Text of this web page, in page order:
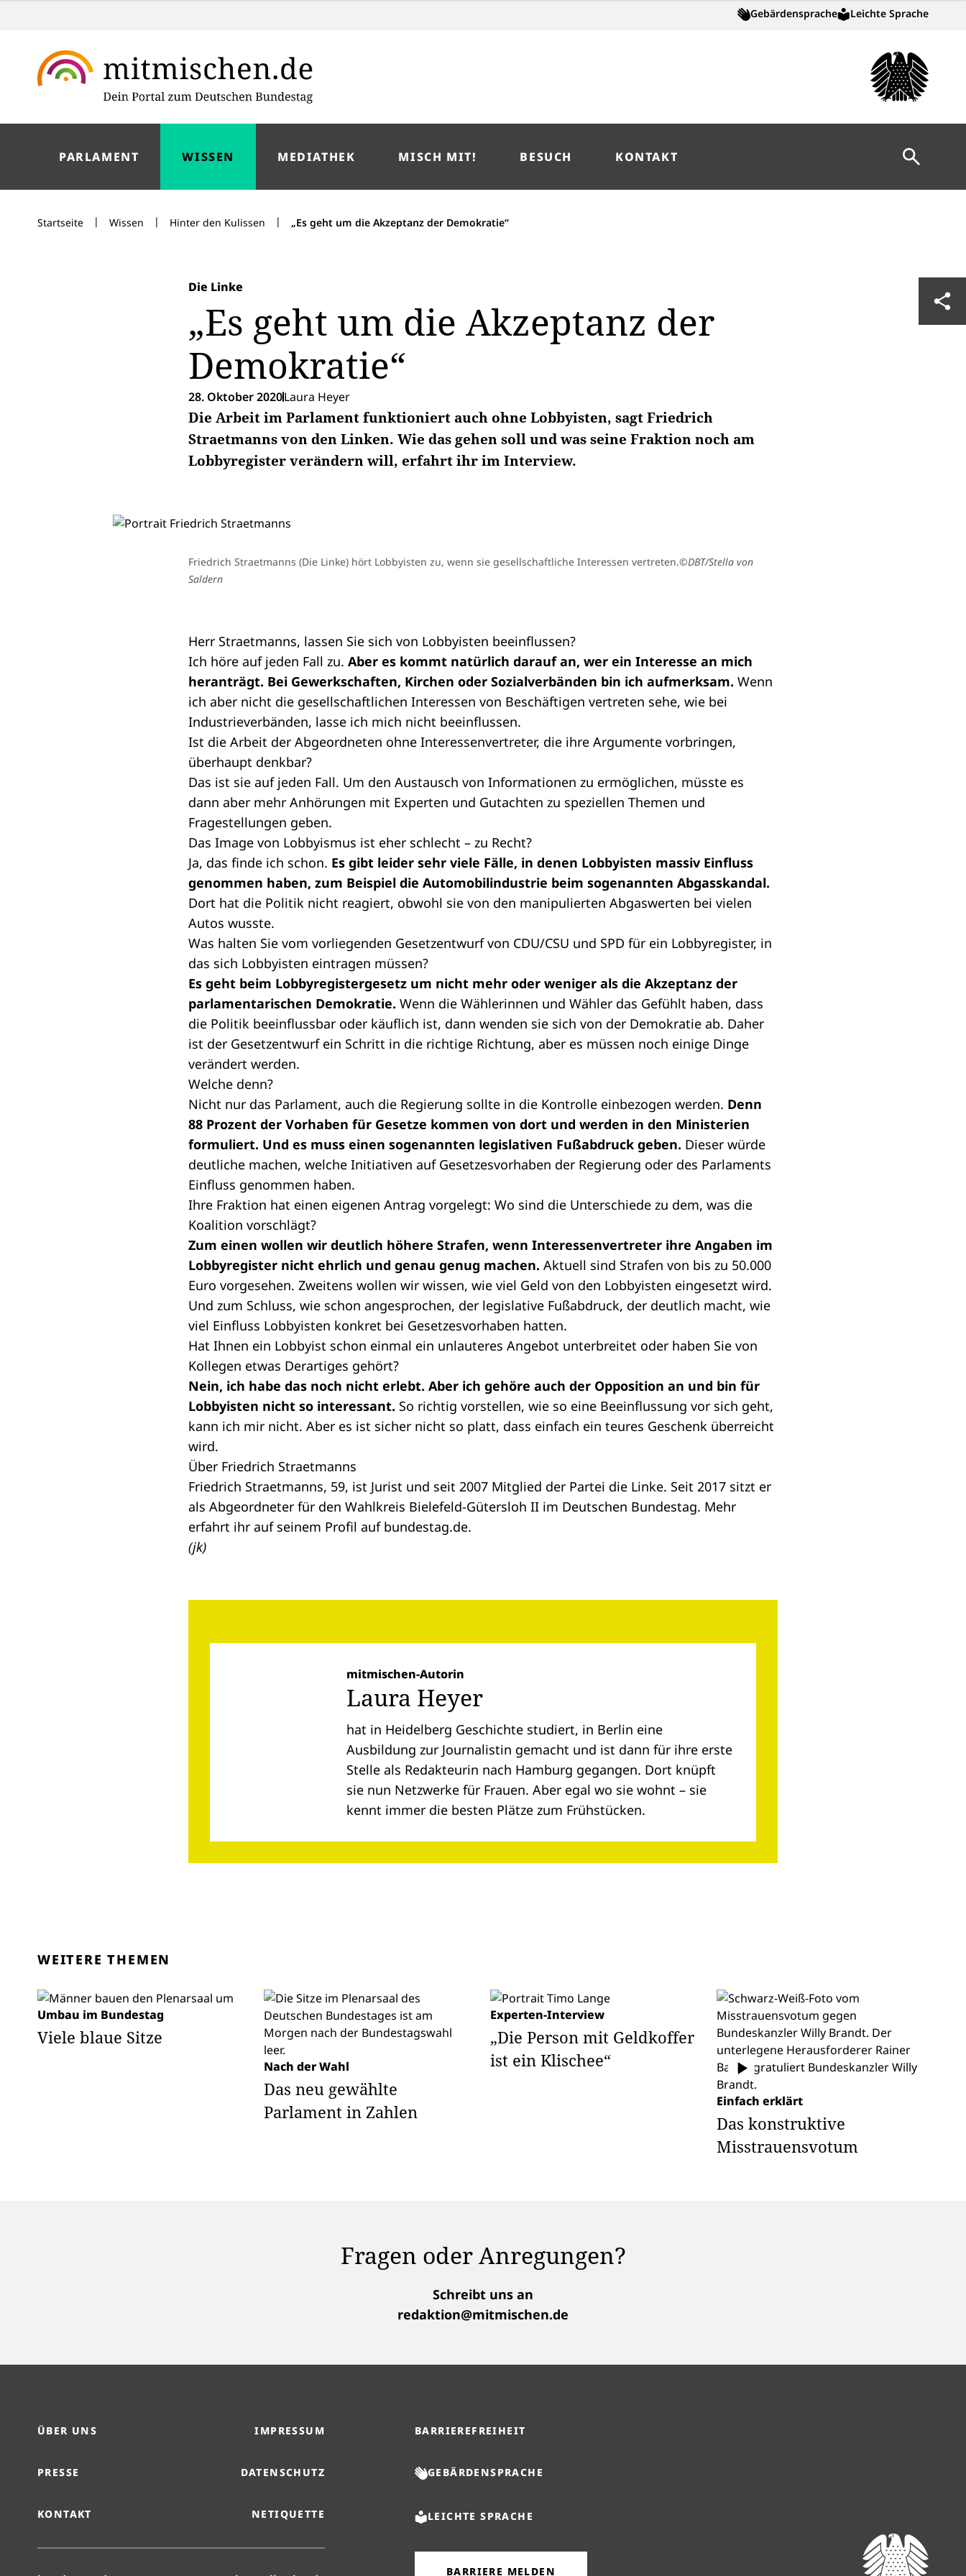
Gebärdensprache Leichte Sprache
PARLAMENT WISSEN MEDIATHEK MISCH MIT! BESUCH KONTAKT Suche
Startseite | Wissen | Hinter den Kulissen | „Es geht um die Akzeptanz der Demokratie“
Die Linke
„Es geht um die Akzeptanz der
Demokratie“
28. Oktober 2020Laura Heyer
Die Arbeit im Parlament funktioniert auch ohne Lobbyisten, sagt Friedrich
Straetmanns von den Linken. Wie das gehen soll und was seine Fraktion noch am
Lobbyregister verändern will, erfahrt ihr im Interview.
Friedrich Straetmanns (Die Linke) hört Lobbyisten zu, wenn sie gesellschaftliche Interessen vertreten.©DBT/Stella von
Saldern
Herr Straetmanns, lassen Sie sich von Lobbyisten beeinflussen?
Ich höre auf jeden Fall zu. Aber es kommt natürlich darauf an, wer ein Interesse an mich
heranträgt. Bei Gewerkschaften, Kirchen oder Sozialverbänden bin ich aufmerksam. Wenn
ich aber nicht die gesellschaftlichen Interessen von Beschäftigen vertreten sehe, wie bei
Industrieverbänden, lasse ich mich nicht beeinflussen.
Ist die Arbeit der Abgeordneten ohne Interessenvertreter, die ihre Argumente vorbringen,
überhaupt denkbar?
Das ist sie auf jeden Fall. Um den Austausch von Informationen zu ermöglichen, müsste es
dann aber mehr Anhörungen mit Experten und Gutachten zu speziellen Themen und
Fragestellungen geben.
Das Image von Lobbyismus ist eher schlecht – zu Recht?
Ja, das finde ich schon. Es gibt leider sehr viele Fälle, in denen Lobbyisten massiv Einfluss
genommen haben, zum Beispiel die Automobilindustrie beim sogenannten Abgasskandal.
Dort hat die Politik nicht reagiert, obwohl sie von den manipulierten Abgaswerten bei vielen
Autos wusste.
Was halten Sie vom vorliegenden Gesetzentwurf von CDU/CSU und SPD für ein Lobbyregister, in
das sich Lobbyisten eintragen müssen?
Es geht beim Lobbyregistergesetz um nicht mehr oder weniger als die Akzeptanz der
parlamentarischen Demokratie. Wenn die Wählerinnen und Wähler das Gefühlt haben, dass
die Politik beeinflussbar oder käuflich ist, dann wenden sie sich von der Demokratie ab. Daher
ist der Gesetzentwurf ein Schritt in die richtige Richtung, aber es müssen noch einige Dinge
verändert werden.
Welche denn?
Nicht nur das Parlament, auch die Regierung sollte in die Kontrolle einbezogen werden. Denn
88 Prozent der Vorhaben für Gesetze kommen von dort und werden in den Ministerien
formuliert. Und es muss einen sogenannten legislativen Fußabdruck geben. Dieser würde
deutliche machen, welche Initiativen auf Gesetzesvorhaben der Regierung oder des Parlaments
Einfluss genommen haben.
Ihre Fraktion hat einen eigenen Antrag vorgelegt: Wo sind die Unterschiede zu dem, was die
Koalition vorschlägt?
Zum einen wollen wir deutlich höhere Strafen, wenn Interessenvertreter ihre Angaben im
Lobbyregister nicht ehrlich und genau genug machen. Aktuell sind Strafen von bis zu 50.000
Euro vorgesehen. Zweitens wollen wir wissen, wie viel Geld von den Lobbyisten eingesetzt wird.
Und zum Schluss, wie schon angesprochen, der legislative Fußabdruck, der deutlich macht, wie
viel Einfluss Lobbyisten konkret bei Gesetzesvorhaben hatten.
Hat Ihnen ein Lobbyist schon einmal ein unlauteres Angebot unterbreitet oder haben Sie von
Kollegen etwas Derartiges gehört?
Nein, ich habe das noch nicht erlebt. Aber ich gehöre auch der Opposition an und bin für
Lobbyisten nicht so interessant. So richtig vorstellen, wie so eine Beeinflussung vor sich geht,
kann ich mir nicht. Aber es ist sicher nicht so platt, dass einfach ein teures Geschenk überreicht
wird.
Über Friedrich Straetmanns
Friedrich Straetmanns, 59, ist Jurist und seit 2007 Mitglied der Partei die Linke. Seit 2017 sitzt er
als Abgeordneter für den Wahlkreis Bielefeld-Gütersloh II im Deutschen Bundestag. Mehr
erfahrt ihr auf seinem Profil auf bundestag.de.
(jk)
mitmischen-Autorin
Laura Heyer
hat in Heidelberg Geschichte studiert, in Berlin eine
Ausbildung zur Journalistin gemacht und ist dann für ihre erste
Stelle als Redakteurin nach Hamburg gegangen. Dort knüpft
sie nun Netzwerke für Frauen. Aber egal wo sie wohnt – sie
kennt immer die besten Plätze zum Frühstücken.
WEITERE THEMEN
Umbau im Bundestag
Viele blaue Sitze
Nach der Wahl
Das neu gewählte
Parlament in Zahlen
Experten-Interview
„Die Person mit Geldkoffer
ist ein Klischee“
Einfach erklärt
Das konstruktive
Misstrauensvotum
Fragen oder Anregungen?
Schreibt uns an
redaktion@mitmischen.de
ÜBER UNS IMPRESSUM
PRESSE DATENSCHUTZ
KONTAKT NETIQUETTE
BARRIEREFREIHEIT
GEBÄRDENSPRACHE
LEICHTE SPRACHE
BARRIERE MELDEN